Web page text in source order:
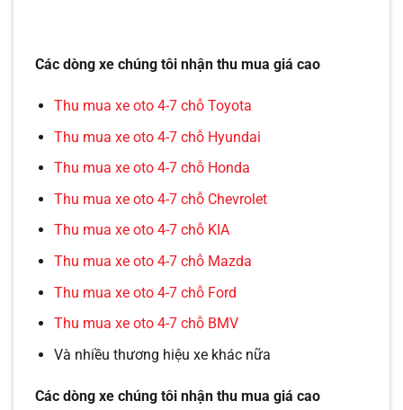
Các dòng xe chúng tôi nhận thu mua giá cao
Thu mua xe oto 4-7 chỗ Toyota
Thu mua xe oto 4-7 chỗ Hyundai
Thu mua xe oto 4-7 chỗ Honda
Thu mua xe oto 4-7 chỗ Chevrolet
Thu mua xe oto 4-7 chỗ KIA
Thu mua xe oto 4-7 chỗ Mazda
Thu mua xe oto 4-7 chỗ Ford
Thu mua xe oto 4-7 chỗ BMV
Và nhiều thương hiệu xe khác nữa
Các dòng xe chúng tôi nhận thu mua giá cao